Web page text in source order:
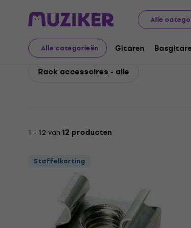
Alle
Alle categorieën Gitaren
Bespeco Accessoires Hoezen, koffers en
Bespeco Rack
Rack accessoires - alle
1 - 12 van 12 producten
Staffelkorting